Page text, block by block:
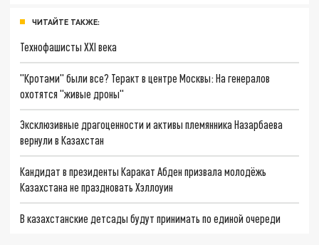
ЧИТАЙТЕ ТАКЖЕ:
Технофашисты XXI века
"Кротами" были все? Теракт в центре Москвы: На генералов
охотятся "живые дроны"
Эксклюзивные драгоценности и активы племянника Назарбаева
вернули в Казахстан
Кандидат в президенты Каракат Абден призвала молодёжь
Казахстана не праздновать Хэллоуин
В казахстанские детсады будут принимать по единой очереди